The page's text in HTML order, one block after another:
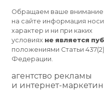
Обращаем ваше внимание
на сайте информация
характер и ни при каких
условиях не является
положениями Статьи
Федерации.
агентство рекламы
и интернет-